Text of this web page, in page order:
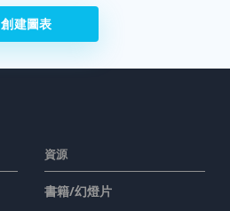
創建圖表
資源
書籍/幻燈片